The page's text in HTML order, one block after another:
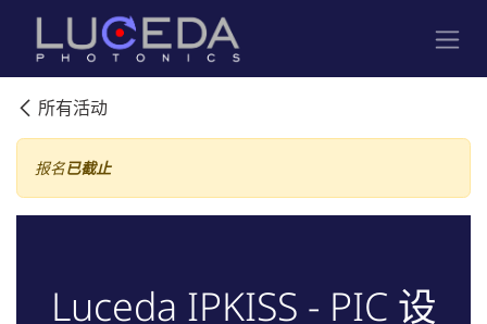
跳至内容
所有活动
报名已截止
Luceda IPKISS - PIC 设